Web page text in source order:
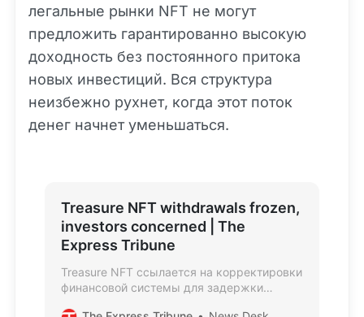
легальные рынки NFT не могут
предложить гарантированно высокую
доходность без постоянного притока
новых инвестиций. Вся структура
неизбежно рухнет, когда этот поток
денег начнет уменьшаться.
Treasure NFT withdrawals frozen,
investors concerned | The
Express Tribune
Treasure NFT ссылается на корректировки
финансовой системы для задержки